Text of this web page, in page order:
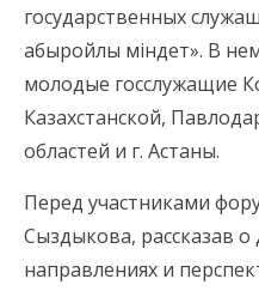
государственных
абыройлы міндет». В
молодые госслужащие
Казахстанской,
областей и г. Астаны.
Перед участниками
Сыздыкова, рассказав о
направлениях и